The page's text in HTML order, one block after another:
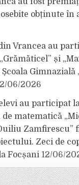
obținute în
Vrancea au
și
Gimnazială
06/2026
au participat
matematică
Zamfirescu”
Zeci de
Focșani 12/06/